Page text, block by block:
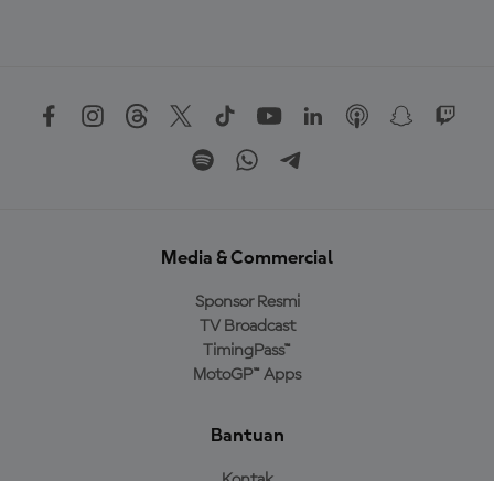
Media & Commercial
Sponsor Resmi
TV Broadcast
TimingPass™
MotoGP™ Apps
Bantuan